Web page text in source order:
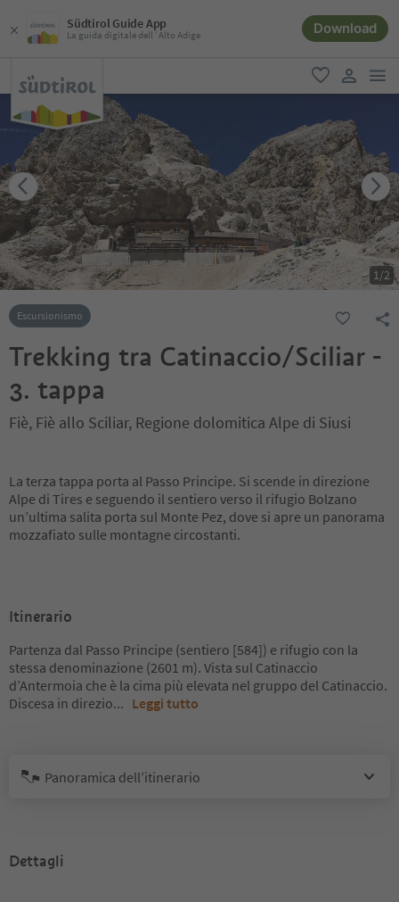
Südtirol Guide App
La guida digitale dell´Alto Adige Download
favoriti
user link
1/2
Escursionismo
Trekking tra Catinaccio/Sciliar -
3. tappa
Fiè, Fiè allo Sciliar, Regione dolomitica Alpe di Siusi
La terza tappa porta al Passo Principe. Si scende in direzione
Alpe di Tires e seguendo il sentiero verso il rifugio Bolzano
un’ultima salita porta sul Monte Pez, dove si apre un panorama
mozzafiato sulle montagne circostanti.
Itinerario
Partenza dal Passo Principe (sentiero [584]) e rifugio con la
stessa denominazione (2601 m). Vista sul Catinaccio
d’Antermoia che è la cima più elevata nel gruppo del Catinaccio.
Discesa in direzio... Leggi tutto
Panoramica dell’itinerario
Dettagli